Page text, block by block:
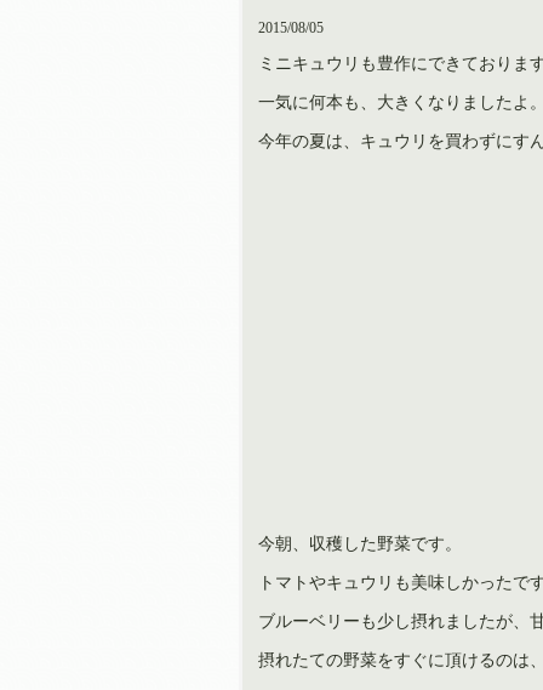
2015/08/05
ミニキュウリも豊作にできております
一気に何本も、大きくなりましたよ。
今年の夏は、キュウリを買わずにす
今朝、収穫した野菜です。
トマトやキュウリも美味しかったです
ブルーベリーも少し摂れましたが、
摂れたての野菜をすぐに頂けるのは